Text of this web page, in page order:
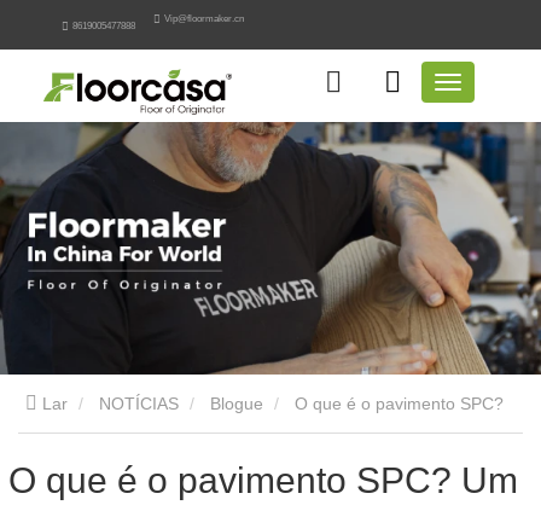
8619005477888
Vip@floormaker.cn
Lar NOTÍCIAS Blogue
Um guia prático para distribuidores, empreiteiros e
O que é o pavimento SPC? Um